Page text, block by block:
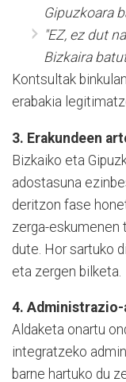
Gipuzkoara
"EZ, ez dut
Bizkaira
Kontsultak
erabakia
3. Erakundeen
Bizkaiko eta
adostasuna
deritzon fase
zerga-eskumenen
dute. Hor sartuko
eta zergen bilketa.
4. Administrazio-
Aldaketa onartu
integratzeko
barne hartuko du